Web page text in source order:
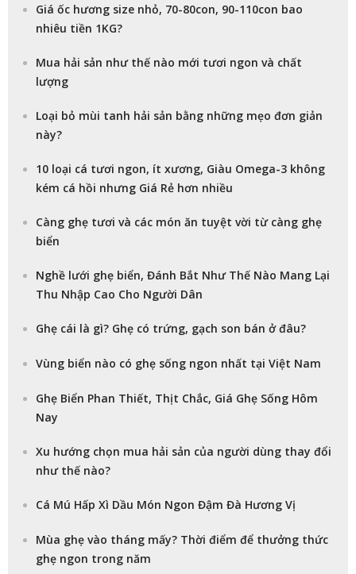
Giá ốc hương size nhỏ, 70-80con, 90-110con bao
nhiêu tiền 1KG?
Mua hải sản như thế nào mới tươi ngon và chất
lượng
Loại bỏ mùi tanh hải sản bằng những mẹo đơn giản
này?
10 loại cá tươi ngon, ít xương, Giàu Omega-3 không
kém cá hồi nhưng Giá Rẻ hơn nhiều
Càng ghẹ tươi và các món ăn tuyệt vời từ càng ghẹ
biển
Nghề lưới ghẹ biển, Đánh Bắt Như Thế Nào Mang Lại
Thu Nhập Cao Cho Người Dân
Ghẹ cái là gì? Ghẹ có trứng, gạch son bán ở đâu?
Vùng biển nào có ghẹ sống ngon nhất tại Việt Nam
Ghẹ Biển Phan Thiết, Thịt Chắc, Giá Ghẹ Sống Hôm
Nay
Xu hướng chọn mua hải sản của người dùng thay đổi
như thế nào?
Cá Mú Hấp Xì Dầu Món Ngon Đậm Đà Hương Vị
Mùa ghẹ vào tháng mấy? Thời điểm để thưởng thức
ghẹ ngon trong năm